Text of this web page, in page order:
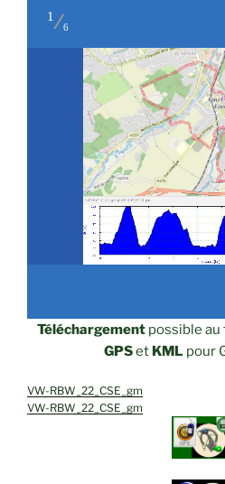
1
6
Téléchargement possible
GPSet KML pour
VW-RBW_22_CSE_gm
VW-RBW_22_CSE_gm